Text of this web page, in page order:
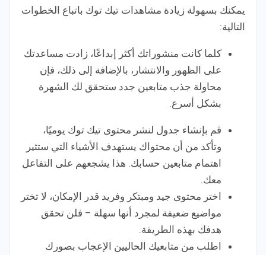
يمكنك بسهولة زيادة مشاهدات تيك توك باتباع الخطوات
التالية:
كلما كانت منشوراتك أكثر إبداعًا، زادت مساعدتك
على الظهور والانتشار، بالإضافة إلى ذلك، فإن
محاولة جذب متابعين جدد ستحقق لك الشهرة
بشكل أسرع.
قم بإنشاء جدول لنشر محتوى تيك توك يوميًا،
وتأكد من أن محتواك يستهدف الأشياء التي ستثير
اهتمام متابعين حسابك. هذا يشجعهم على التفاعل
معك.
اختر محتوى جيد ومبتكر وفريد قدر الإمكان، لا تختر
مواضيع ضعيفة لمجرد أنها سهلة – فلن تحقق
هدفك بهذه الطريقة.
اطلب من متابعيك الحاليين الإعجاب بصورك